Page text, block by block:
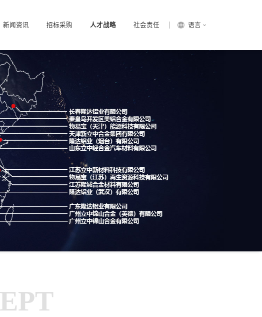
新闻资讯 招标采购 人才战略 社会责任 语言